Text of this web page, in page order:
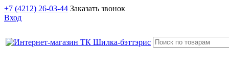
+7 (4212) 26-03-44 Заказать звонок
Вход